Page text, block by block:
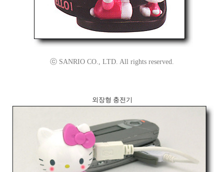
ⓒ SANRIO CO., LTD. All rights reserved.
외장형 충전기